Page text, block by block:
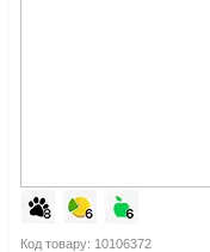
Код товару: 10106372